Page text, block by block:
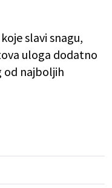
slavi snagu,
uloga dodatno
od najboljih